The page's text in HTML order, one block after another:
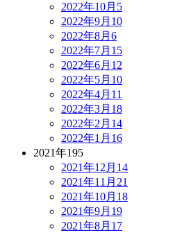
2022年10月 5
2022年9月 10
2022年8月 6
2022年7月 15
2022年6月 12
2022年5月 10
2022年4月 11
2022年3月 18
2022年2月 14
2022年1月 16
2021年195
2021年12月 14
2021年11月 21
2021年10月 18
2021年9月 19
2021年8月 17